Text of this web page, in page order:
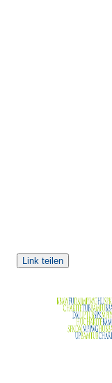
Link teilen